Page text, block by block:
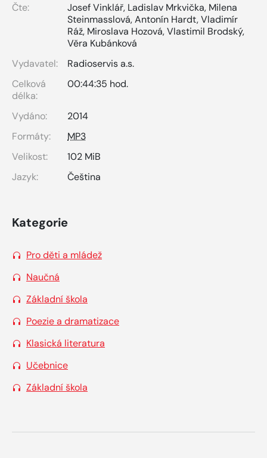
Čte:
Josef Vinklář, Ladislav Mrkvička, Milena
Steinmasslová,Antonín Hardt,Vladimír
Ráž, Miroslava Hozová,Vlastimil Brodský,
Věra Kubánková
Vydavatel:
Radioservis a.s.
Celková
délka:
00:44:35 hod.
Vydáno:
2014
Formáty:
MP3
Velikost:
102 MiB
Jazyk:
Čeština
Kategorie
Pro děti a mládež
Naučná
Základní škola
Poezie a dramatizace
Klasická literatura
Učebnice
Základní škola